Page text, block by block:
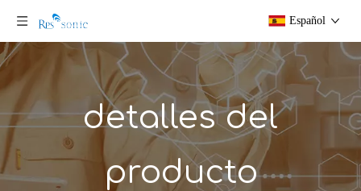
Español
detalles del
producto